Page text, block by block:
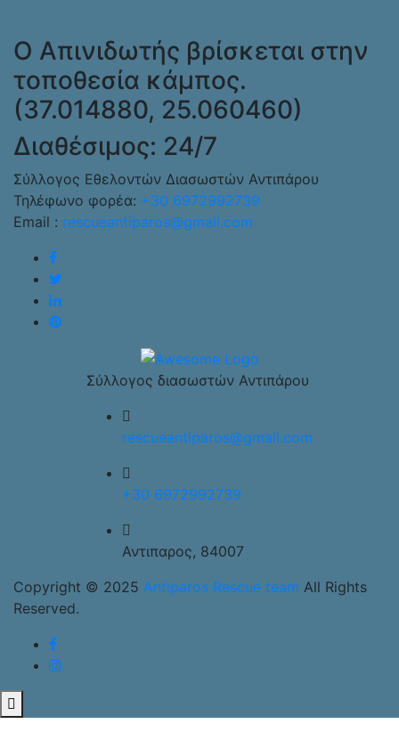
Ο Απινιδωτής βρίσκεται στην
τοποθεσία κάμπος.
(37.014880, 25.060460)
Διαθέσιμος: 24/7
Σύλλογος Εθελοντών Διασωστών Αντιπάρου
Τηλέφωνο φορέα: +30 6972992739
Email : rescueantiparos@gmail.com
Σύλλογος διασωστών Αντιπάρου
rescueantiparos@gmail.com
+30 6972992739
Αντιπαρος, 84007
Copyright © 2025 Antiparos Rescue team All Rights
Reserved.